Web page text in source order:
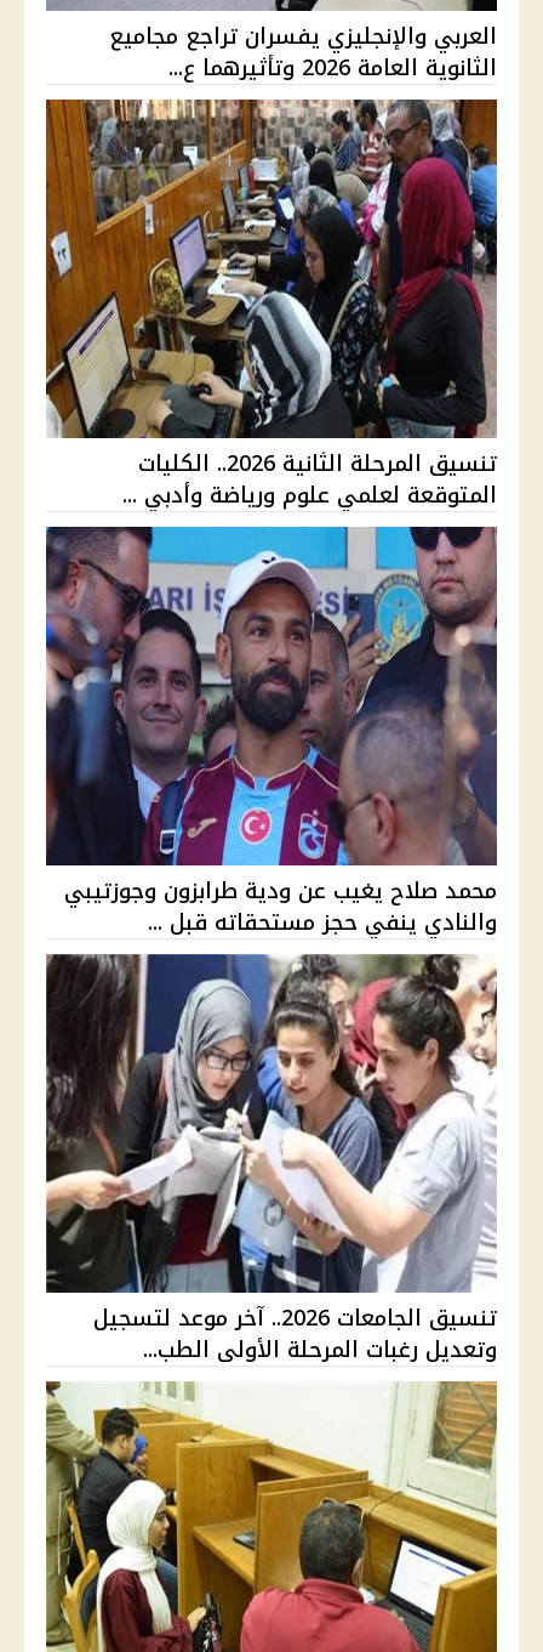
العربي والإنجليزي يفسران تراجع مجاميع
الثانوية العامة 2026 وتأثيرهما ع...
تنسيق المرحلة الثانية 2026.. الكليات
المتوقعة لعلمي علوم ورياضة وأدبي ...
محمد صلاح يغيب عن ودية طرابزون وجوزتيبي
والنادي ينفي حجز مستحقاته قبل ...
تنسيق الجامعات 2026.. آخر موعد لتسجيل
وتعديل رغبات المرحلة الأولى الطب...